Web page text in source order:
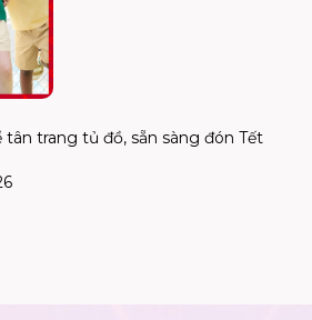
tân trang tủ đồ, sẵn sàng đón Tết